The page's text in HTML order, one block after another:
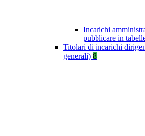
Incarichi
pubblicare in
Titolari di incarichi
generali) 8